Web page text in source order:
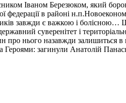
Іваном Березюком, який
федерації в районі
завжди є важкою і
суверенітет і
про нього назавжди залишиться
Героями: загинули Анатолій